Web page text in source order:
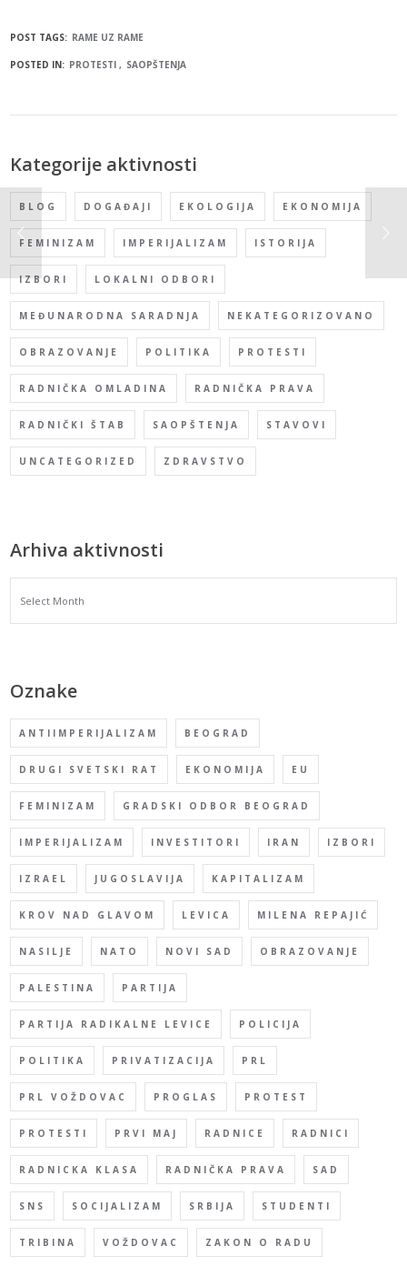
POST TAGS: RAME UZ RAME
POSTED IN: PROTESTI SAOPŠTENJA
Kategorije aktivnosti
BLOG DOGAĐAJI EKOLOGIJA EKONOMIJA
FEMINIZAM IMPERIJALIZAM ISTORIJA
IZBORI LOKALNI ODBORI
MEĐUNARODNA SARADNJA NEKATEGORIZOVANO
OBRAZOVANJE POLITIKA PROTESTI
RADNIČKA OMLADINA RADNIČKA PRAVA
RADNIČKI ŠTAB SAOPŠTENJA STAVOVI
UNCATEGORIZED ZDRAVSTVO
Arhiva aktivnosti
ARHIVA
Oznake
ANTIIMPERIJALIZAM BEOGRAD
DRUGI SVETSKI RAT EKONOMIJA EU
FEMINIZAM GRADSKI ODBOR BEOGRAD
IMPERIJALIZAM INVESTITORI IRAN IZBORI
IZRAEL JUGOSLAVIJA KAPITALIZAM
KROV NAD GLAVOM LEVICA MILENA REPAJIĆ
NASILJE NATO NOVI SAD OBRAZOVANJE
PALESTINA PARTIJA
PARTIJA RADIKALNE LEVICE POLICIJA
POLITIKA PRIVATIZACIJA PRL
PRL VOŽDOVAC PROGLAS PROTEST
PROTESTI PRVI MAJ RADNICE RADNICI
RADNICKA KLASA RADNIČKA PRAVA SAD
SNS SOCIJALIZAM SRBIJA STUDENTI
TRIBINA VOŽDOVAC ZAKON O RADU